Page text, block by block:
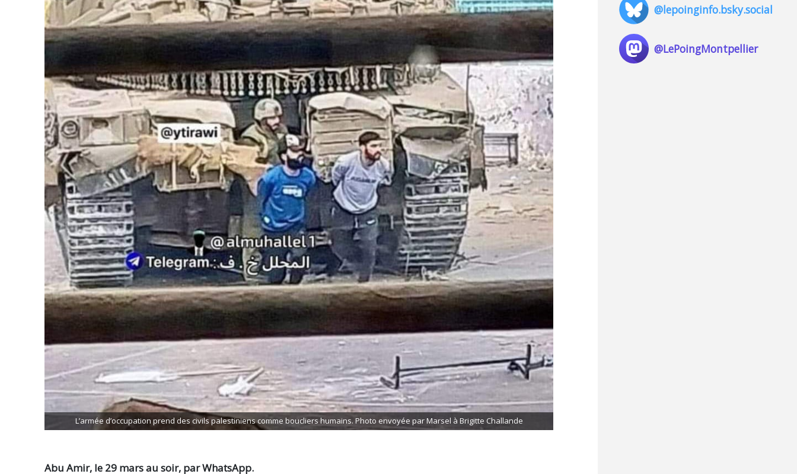
L’armée d’occupation prend des civils palestiniens comme boucliers humains. Photo envoyée par Marsel à Brigitte Challande
Abu Amir, le 29 mars au soir, par WhatsApp.
@lepoinginfo.bsky.social
@LePoingMontpellier